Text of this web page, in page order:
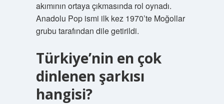
akımının ortaya çıkmasında rol oynadı.
Anadolu Pop ismi ilk kez 1970’te Moğollar
grubu tarafından dile getirildi.
Türkiye’nin en çok
dinlenen şarkısı
hangisi?